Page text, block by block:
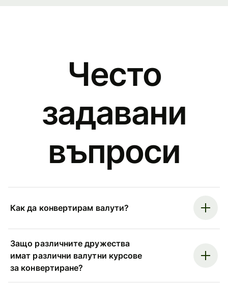
Често
задавани
въпроси
Как да конвертирам валути?
Защо различните дружества
имат различни валутни курсове
за конвертиране?